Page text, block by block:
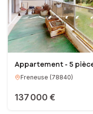
Appartement - 5
Freneuse (78840)
137 000 €